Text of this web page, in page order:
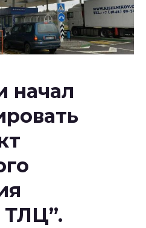
начал
ТЛЦ”.